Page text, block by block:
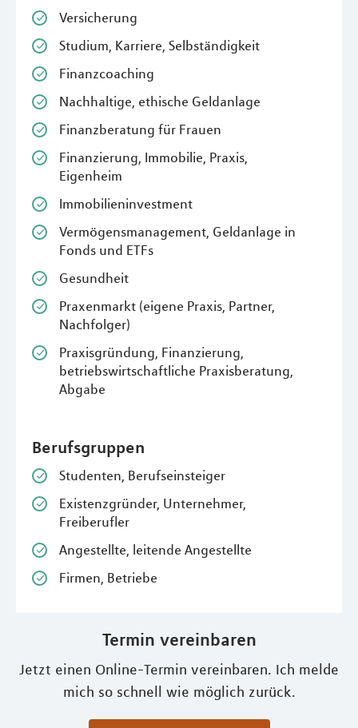
Versicherung
Studium, Karriere, Selbständigkeit
Finanzcoaching
Nachhaltige, ethische Geldanlage
Finanzberatung für Frauen
Finanzierung, Immobilie, Praxis,
Eigenheim
Immobilieninvestment
Vermögensmanagement, Geldanlage in
Fonds und ETFs
Gesundheit
Praxenmarkt (eigene Praxis, Partner,
Nachfolger)
Praxisgründung, Finanzierung,
betriebswirtschaftliche Praxisberatung,
Abgabe
Berufsgruppen
Studenten, Berufseinsteiger
Existenzgründer, Unternehmer,
Freiberufler
Angestellte, leitende Angestellte
Firmen, Betriebe
Termin vereinbaren
Jetzt einen Online-Termin vereinbaren. Ich melde
mich so schnell wie möglich zurück.